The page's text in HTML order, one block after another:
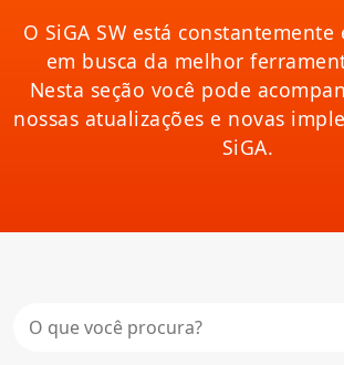
O SiGA SW está
em busca da melhor
Nesta seção você pode
nossas atualizações e novas
SiGA.